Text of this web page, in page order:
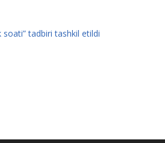
soati” tadbiri tashkil etildi